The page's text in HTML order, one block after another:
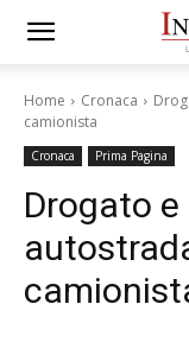
Home Cronaca
camionista
Cronaca Prima Pagina
Drogato